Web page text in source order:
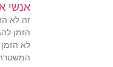
אנשי
זה לא
הזמן
לא